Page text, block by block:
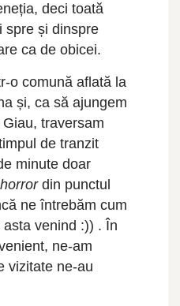
deci toată
spre și dinspre
ca de obicei.
o comună aflată la
și, ca să ajungem
traversam
de tranzit
minute doar
horror din punctul
ne întrebăm cum
venind :)) . În
ne-am
vizitate ne-au